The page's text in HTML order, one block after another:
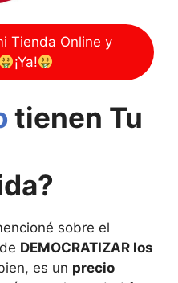
Tienda Online y
¡Ya!
tienen Tu
sobre el
DEMOCRATIZAR los
es un precio